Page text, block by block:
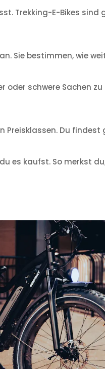
Trekking-E-Bikes
Sie bestimmen, wie
oder schwere Sachen
Preisklassen. Du
es kaufst. So merkst